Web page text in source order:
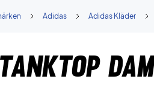
Adidas Kläder
Adidas